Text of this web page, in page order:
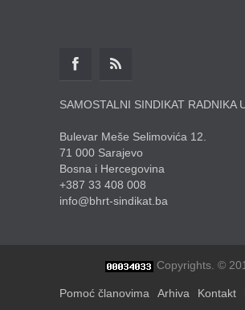
SAMOSTALNI SINDIKAT RADNIKA
Bulevar Meše Selimovića 12.
71 000 Sarajevo
Bosna i Hercegovina
+387 33 408 008
info@bhrt-sindikat.ba
Copyrights. ©
Pomoć članovima Arhiva Kontakt